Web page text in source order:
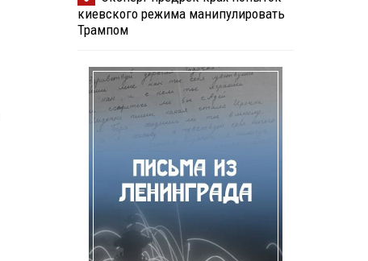
киевского режима манипулировать
Трампом